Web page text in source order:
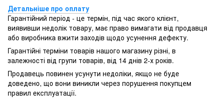
Детальніше про оплату
Гарантійний період - це термін, під час якого клієнт,
виявивши недолік товару, має право вимагати від продавця
або виробника вжити заходів щодо усунення дефекту.
Гарантійні терміни товарів нашого магазину різні, в
залежності від групи товарів, від 14 днів 2-х років.
Продавець повинен усунути недоліки, якщо не буде
доведено, що вони виникли через порушення покупцем
правил експлуатації.